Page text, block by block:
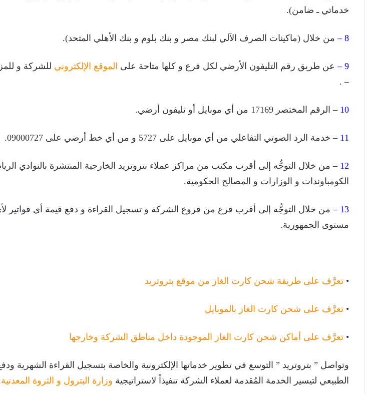
خدماتي ـ ضامن).
8 – من خلال (ماكينات الصرف الآلي لبنك مصر و بنك بلوم و بنك الأهلي المتحد).
9 – عن طريق رقم التليفون الأرضي لكل فرع و كلها متاحة على الموقع الإلكتروني للشركة و
– .
10 – الرقم المختصر 17169 من أي موبايل أو تليفون أرضي.
11 – خدمة الرد الصوتي التفاعلي من أي موبايل على 5727 و من أي خط أرضي على 09000727.
12 –
من خلال التوجُّه إلى أقرب مكتب من مراكز عملاء بتروتريد الخارجية المنتشرة بالنوادي
الكومباوندات و الوزارات و المصالح الحكومية.
13 –
من خلال التوجُّه إلى أقرب فرع من فروع الشركة و تسجيل القراءة و دفع قيمة أي فواتير
مستوى الجمهورية.
• تعرَّف على طريقة شحن كارت الغاز من موقع بتروتريد
• تعرَّف على شحن كارت الغاز بالموبايل
• تعرَّف على أماكن شحن كارت الغاز الموجودة داخل مناطق الشركة وخارجها
وتواصل ” بتروتريد ” التوسع في تطوير خدماتها الإلكترونية والخاصة بتسجيل القراءة الشهرية ودفع
الطبيعي لتيسير الخدمة المُقدمة لعملاء الشركة تنفيذاً لاستراتيجية وزارة البترول و الثروة المعدنية